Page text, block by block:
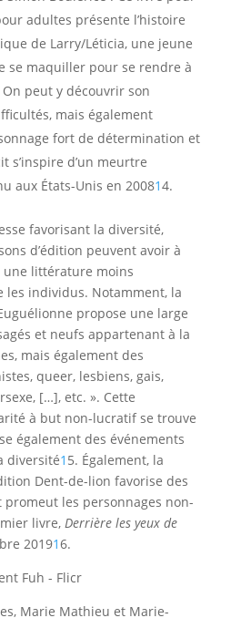
adultes présente l’histoire
de Larry/Léticia, une jeune
se maquiller pour se rendre à
On peut y découvrir son
mais également
fort de détermination et
s’inspire d’un meurtre
aux États-Unis en 200814.
favorisant la diversité,
d’édition peuvent avoir à
littérature moins
individus. Notamment, la
propose une large
et neufs appartenant à la
mais également des
queer, lesbiens, gais,
[…], etc. ». Cette
à but non-lucratif se trouve
également des événements
diversité1 5. Également, la
Dent-de-lion favorise des
les personnages non-
livre, Derrière les yeux de
201916.
Fuh - Flicr
Marie Mathieu et Marie-